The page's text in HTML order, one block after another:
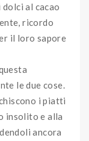
al cacao
ricordo
il loro sapore
le due cose.
i piatti
insolito e alla
ancora